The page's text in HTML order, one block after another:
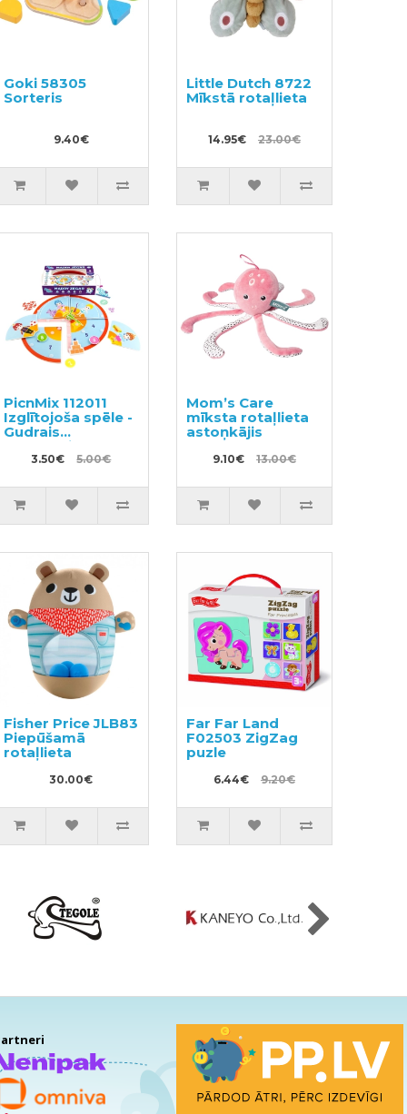
Goki 58305
Sorteris
9.40€
Little Dutch 8722
Mīkstā rotaļlieta
14.95€ 23.00€
PicnMix 112011
Izglītojoša spēle -
Gudrais
pulkstenis
3.50€ 5.00€
Mom’s Care
mīksta rotaļlieta
astoņkājis
9.10€ 13.00€
Fisher Price JLB83
Piepūšamā
rotaļlieta
30.00€
Far Far Land
F02503 ZigZag
puzle
6.44€ 9.20€